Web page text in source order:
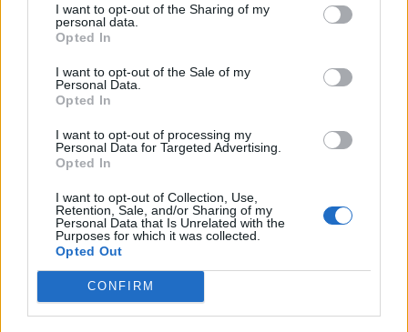
I want to opt-out of the Sharing of my
personal data.
Opted In
I want to opt-out of the Sale of my
Personal Data.
Opted In
I want to opt-out of processing my
Personal Data for Targeted Advertising.
Opted In
I want to opt-out of Collection, Use,
Retention, Sale, and/or Sharing of my
Personal Data that Is Unrelated with the
Purposes for which it was collected.
Opted Out
CONFIRM
Az előfizetés a következőket tartalmazza:
Kötéslisták: BÉT elmúlt 2 év napon belüli
kötéslistái
Előfizetés
MÁR ELŐFIZETŐNK VAGY?BEJELENTKEZÉS